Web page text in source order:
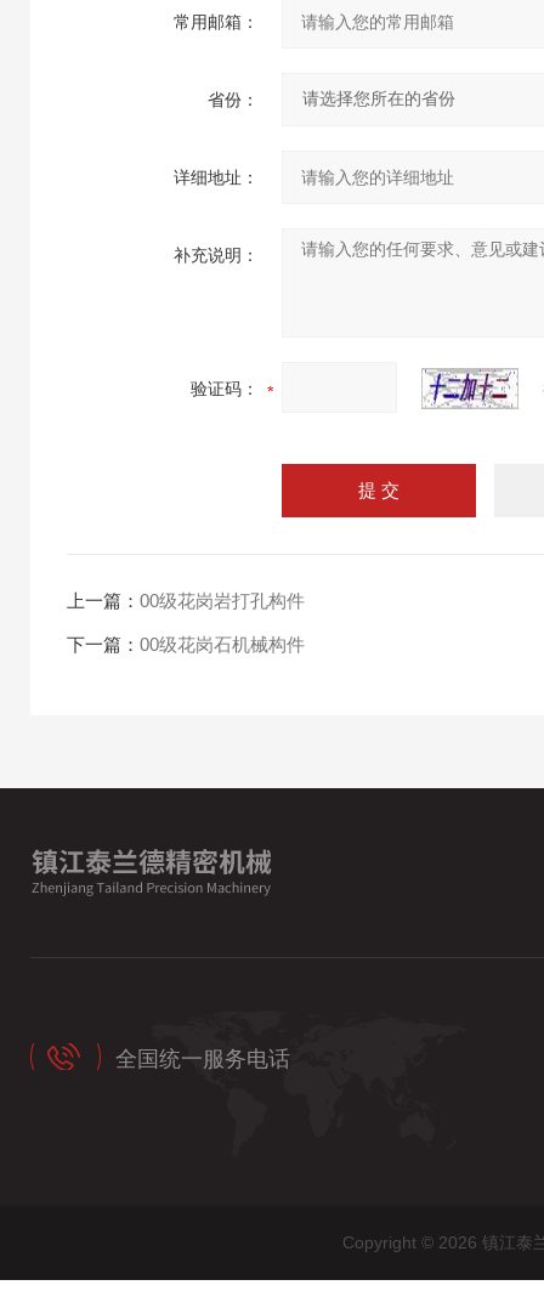
常用邮箱：
省份：
详细地址：
补充说明：
验证码：
上一篇： 00级花岗岩打孔构件
下一篇： 00级花岗石机械构件
全国统一服务电话
Copyright © 2026 镇江